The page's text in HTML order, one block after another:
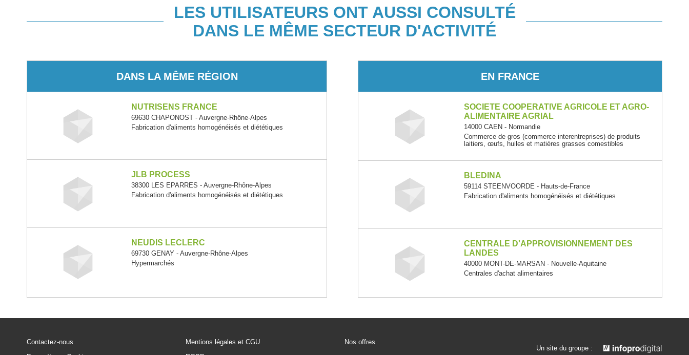
LES UTILISATEURS ONT AUSSI CONSULTÉ
DANS LE MÊME SECTEUR D'ACTIVITÉ
DANS LA MÊME RÉGION
NUTRISENS FRANCE
69630 CHAPONOST - Auvergne-Rhône-Alpes
Fabrication d'aliments homogénéisés et diététiques
JLB PROCESS
38300 LES EPARRES - Auvergne-Rhône-Alpes
Fabrication d'aliments homogénéisés et diététiques
NEUDIS LECLERC
69730 GENAY - Auvergne-Rhône-Alpes
Hypermarchés
EN FRANCE
SOCIETE COOPERATIVE AGRICOLE ET AGRO-
ALIMENTAIRE AGRIAL
14000 CAEN - Normandie
Commerce de gros (commerce interentreprises) de produits
laitiers, œufs, huiles et matières grasses comestibles
BLEDINA
59114 STEENVOORDE - Hauts-de-France
Fabrication d'aliments homogénéisés et diététiques
CENTRALE D'APPROVISIONNEMENT DES
LANDES
40000 MONT-DE-MARSAN - Nouvelle-Aquitaine
Centrales d'achat alimentaires
Contactez-nous
Mentions légales et CGU
Nos offres
Un site du groupe :